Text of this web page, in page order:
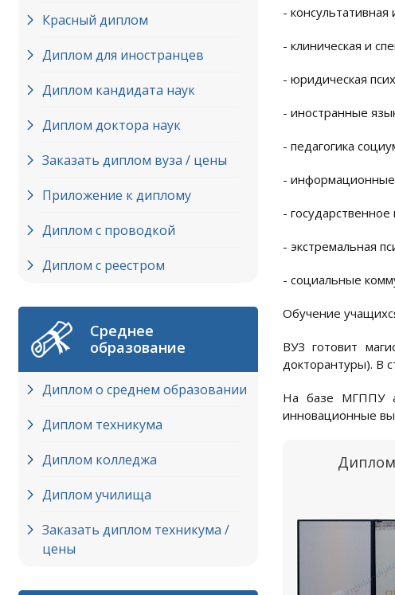
Красный диплом
Диплом для иностранцев
Диплом кандидата наук
Диплом доктора наук
Заказать диплом вуза / цены
Приложение к диплому
Диплом с проводкой
Диплом с реестром
Среднее
образование
Диплом о среднем образовании
Диплом техникума
Диплом колледжа
Диплом училища
Заказать диплом техникума /
цены
- консультативная
- клиническая и
- юридическая
- иностранные
- педагогика
- информационные
-
- экстремальная
- социальные
Обучение
ВУЗ готовит
докторантуры). В
На базе МГППУ
инновационные
Диплом